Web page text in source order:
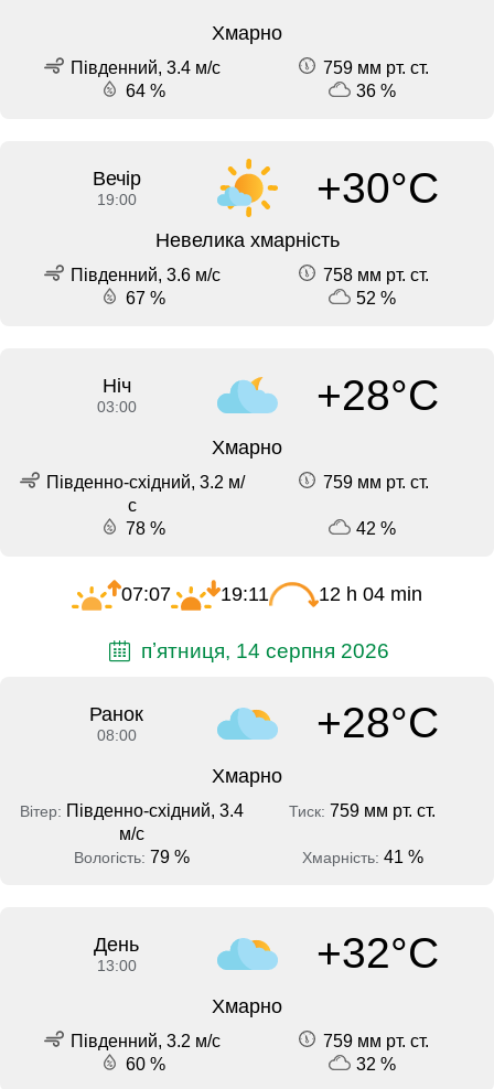
Хмарно
Південний, 3.4 м/с
759 мм рт. ст.
64 %
36 %
Вечір
19:00 +30°C
Невелика хмарність
Південний, 3.6 м/с
758 мм рт. ст.
67 %
52 %
Ніч
03:00 +28°C
Хмарно
Південно-східний, 3.2 м/
с
759 мм рт. ст.
78 % 42 %
07:07 19:11 12 h 04 min
пʼятниця, 14 серпня 2026
Ранок
08:00 +28°C
Хмарно
Вітер: Південно-східний, 3.4
м/с
Тиск: 759 мм рт. ст.
Вологість: 79 % Хмарність: 41 %
День
13:00 +32°C
Хмарно
Південний, 3.2 м/с
759 мм рт. ст.
60 %
32 %